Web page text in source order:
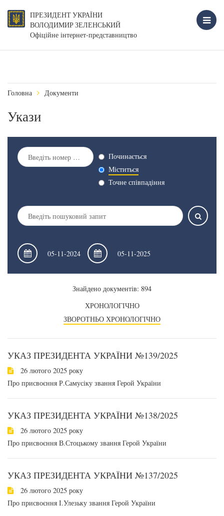
ПРЕЗИДЕНТ УКРАЇНИ
ВОЛОДИМИР ЗЕЛЕНСЬКИЙ
Офіційне інтернет-представництво
Головна Документи
Укази
Починається
Міститься
Точне співпадіння
Знайдено документів: 894
ХРОНОЛОГІЧНО
ЗВОРОТНЬО ХРОНОЛОГІЧНО
УКАЗ ПРЕЗИДЕНТА УКРАЇНИ №139/2025
26 лютого 2025 року
Про присвоєння Р.Самусіку звання Герой України
УКАЗ ПРЕЗИДЕНТА УКРАЇНИ №138/2025
26 лютого 2025 року
Про присвоєння В.Стоцькому звання Герой України
УКАЗ ПРЕЗИДЕНТА УКРАЇНИ №137/2025
26 лютого 2025 року
Про присвоєння І.Улезьку звання Герой України